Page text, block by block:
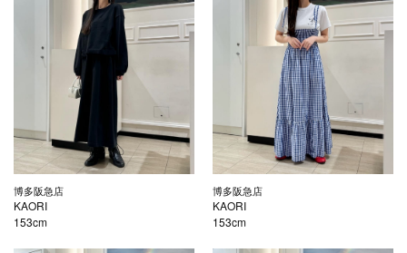
博多阪急店
KAORI
153cm
博多阪急店
KAORI
153cm